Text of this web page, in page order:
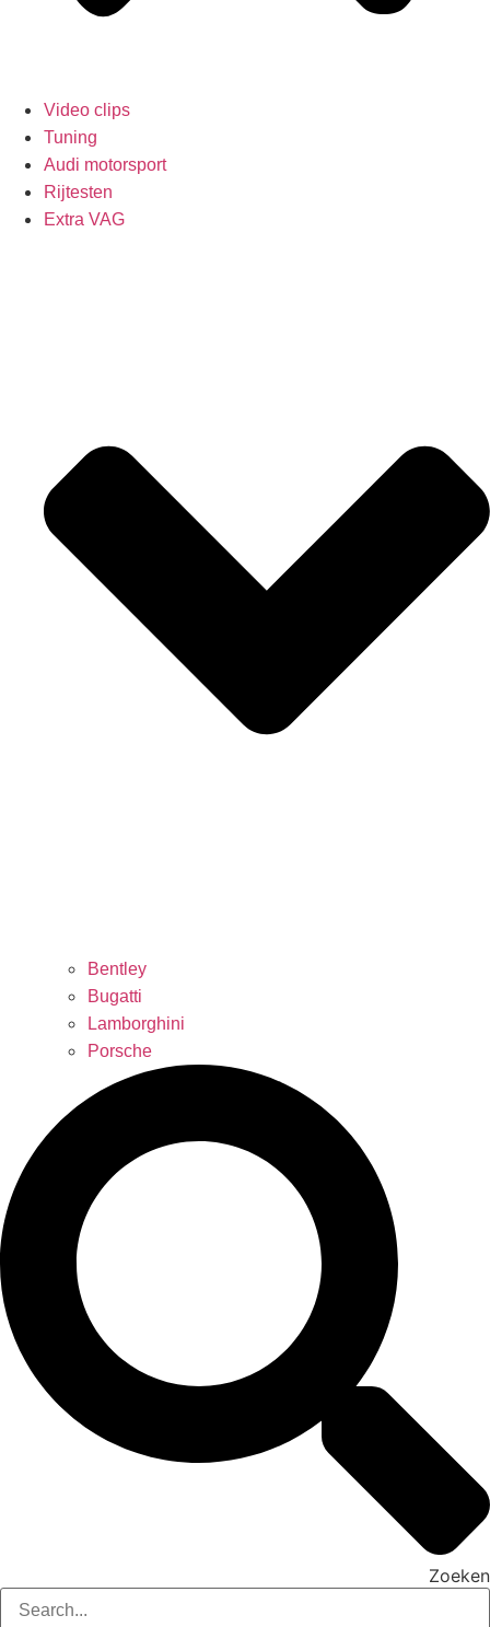
Video clips
Tuning
Audi motorsport
Rijtesten
Extra VAG
Bentley
Bugatti
Lamborghini
Porsche
Zoeken